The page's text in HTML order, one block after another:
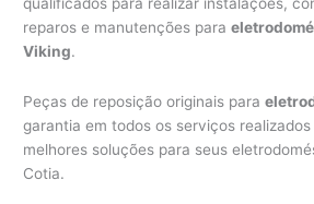
reparos e manutenções para
Viking.
Peças de reposição originais para
garantia em todos os serviços
melhores soluções para seus
Cotia.